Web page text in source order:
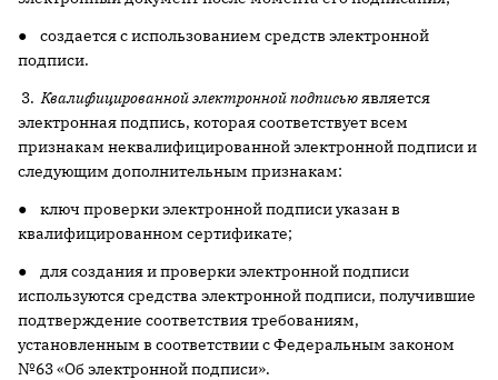
● создается с использованием средств электронной
подписи.
3.Квалифицированной электронной подписьюявляется
электронная подпись, которая соответствует всем
признакам неквалифицированной электронной подписи и
следующим дополнительным признакам:
● ключ проверки электронной подписи указан в
квалифицированном сертификате;
● для создания и проверки электронной подписи
используются средства электронной подписи, получившие
подтверждение соответствия требованиям,
установленным в соответствии с Федеральным законом
№63 «Об электронной подписи».